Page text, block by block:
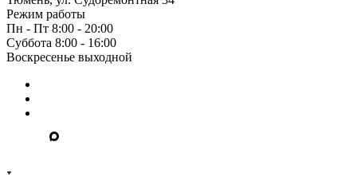
Режим работы
Пн - Пт 8:00 - 20:00
Суббота 8:00 - 16:00
Воскресенье выходной